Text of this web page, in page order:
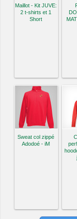
Maillot - Kit JUVE:
2 t-shirts et 1
Short
Sweat col zippé
Adodoé - iM